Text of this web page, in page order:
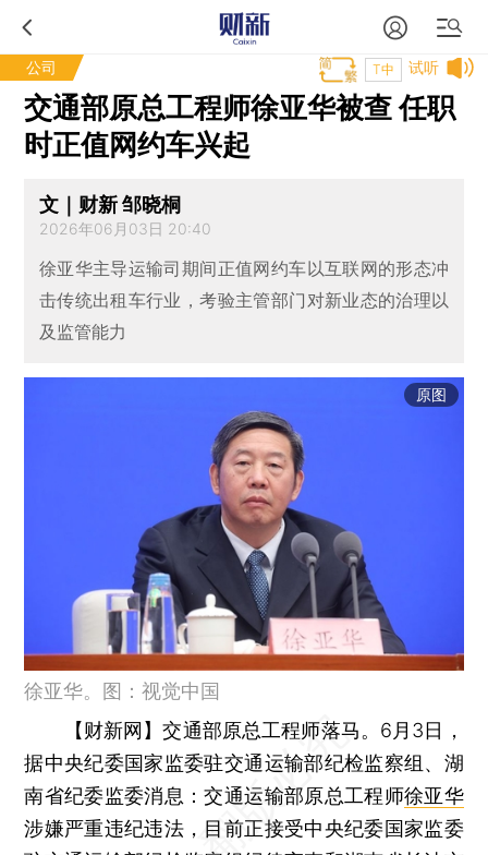
公司 试听
T中
交通部原总工程师徐亚华被查 任职
时正值网约车兴起
文｜财新 邹晓桐
2026年06月03日 20:40
徐亚华主导运输司期间正值网约车以互联网的形态冲
击传统出租车行业，考验主管部门对新业态的治理以
及监管能力
原图
徐亚华。图：视觉中国
【财新网】交通部原总工程师落马。6月3日，
据中央纪委国家监委驻交通运输部纪检监察组、湖
南省纪委监委消息：交通运输部原总工程师徐亚华
涉嫌严重违纪违法，目前正接受中央纪委国家监委